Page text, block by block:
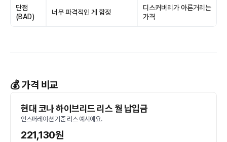
단점
(BAD)
너무 파격적인 게 함정
디스커버리가 아른거리는
가격
💰 가격 비교
현대 코나 하이브리드 리스 월 납입금
인스퍼레이션 기준 리스 예시예요.
221,130원